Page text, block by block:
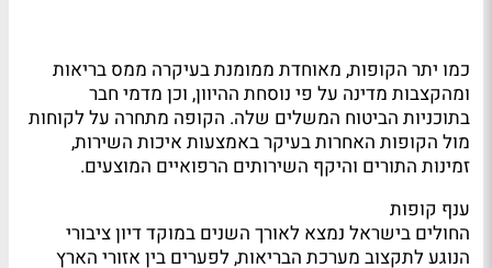
כמו יתר הקופות, מאוחדת ממומנת בעיקרה ממס בריאות
ומהקצבות מדינה על פי נוסחת ההיוון, וכן מדמי חבר
בתוכניות הביטוח המשלים שלה. הקופה מתחרה על לקוחות
מול הקופות האחרות בעיקר באמצעות איכות השירות,
זמינות התורים והיקף השירותים הרפואיים המוצעים.
ענף קופות
החולים בישראל נמצא לאורך השנים במוקד דיון ציבורי
הנוגע לתקצוב מערכת הבריאות, לפערים בין אזורי הארץ